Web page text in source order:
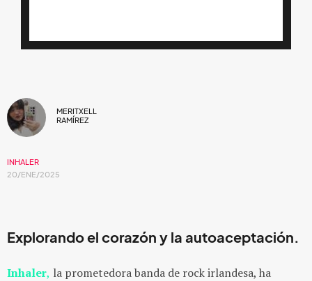
MERITXELL
RAMÍREZ
INHALER
20/ENE/2025
Explorando el corazón y la autoaceptación.
Inhaler, la prometedora banda de rock irlandesa, ha